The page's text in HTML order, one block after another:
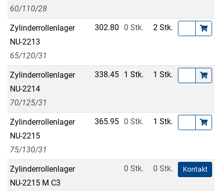
60/110/28
Zylinderrollenlager
NU-2213
65/120/31
302.80 0 Stk. 2 Stk.
Zylinderrollenlager
NU-2214
70/125/31
338.45 1 Stk. 1 Stk.
Zylinderrollenlager
NU-2215
75/130/31
365.95 0 Stk. 1 Stk.
Zylinderrollenlager
NU-2215 M C3
0 Stk. 0 Stk. Kontakt